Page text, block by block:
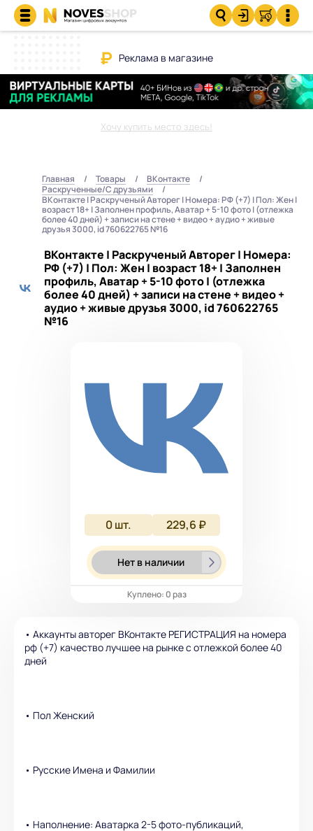
Реклама в магазине
Хочу купить место здесь!
Главная Товары
ВКонтакте
Раскрученные/С друзьями
ВКонтакте | Раскрученый Авторег | Номера: РФ (+7) | Пол: Жен |
возраст 18+ | Заполнен профиль, Аватар + 5-10 фото | (отлежка
более 40 дней) + записи на стене + видео + аудио + живые
друзья 3000, id 760622765 №16
ВКонтакте | Раскрученый Авторег | Номера:
РФ (+7) | Пол: Жен | возраст 18+ | Заполнен
профиль, Аватар + 5-10 фото | (отлежка
более 40 дней) + записи на стене + видео +
аудио + живые друзья 3000, id 760622765
№16
0шт. 229,6 ₽
Нет в наличии
Куплено: 0 раз
• Аккаунты авторег ВКонтакте РЕГИСТРАЦИЯ на номера
рф (+7) качество лучшее на рынке с отлежкой более 40
дней
• Пол Женский
• Русские Имена и Фамилии
• Наполнение: Аватарка 2-5 фото-публикаций,